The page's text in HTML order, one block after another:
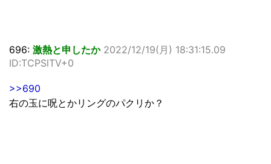
696: 激熱と申したか 2022/12/19(月) 18:31:15.09
ID:TCPSlTV+0
>>690
右の玉に呪とかリングのパクリか？